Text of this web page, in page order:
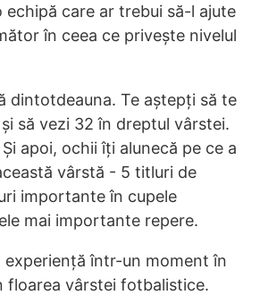
echipă care ar trebui să-l ajute
în ceea ce privește nivelul
dintotdeauna. Te aștepți să te
să vezi 32 în dreptul vârstei.
apoi, ochii îți alunecă pe ce a
vârstă - 5 titluri de
importante în cupele
mai importante repere.
experiență într-un moment în
floarea vârstei fotbalistice.